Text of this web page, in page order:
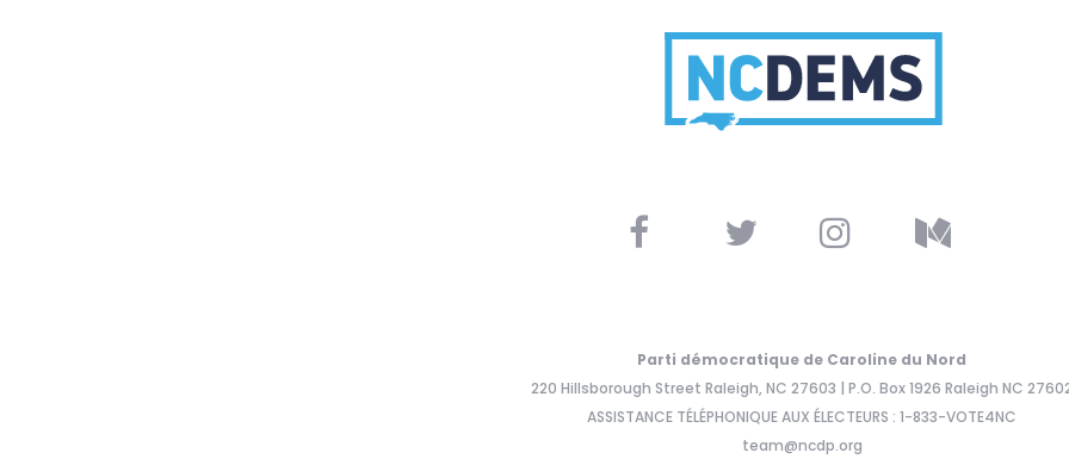
Parti démocratique de Caroline du Nord
220 Hillsborough Street Raleigh, NC 27603 | P.O. Box 1926 Raleigh NC
ASSISTANCE TÉLÉPHONIQUE AUX ÉLECTEURS : 1-833-VOTE4NC
team@ncdp.org